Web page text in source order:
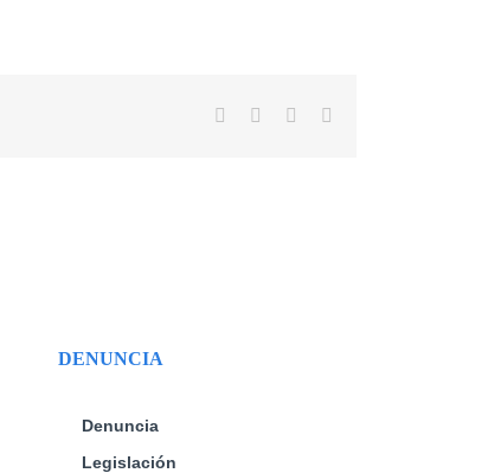
Facebook WhatsApp
DENUNCIA
Denuncia
Legislación